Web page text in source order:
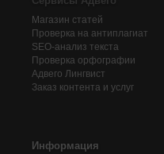
Магазин статей
Проверка на антиплагиат
SEO-анализ текста
Проверка орфографии
Адвего Лингвист
Заказ контента и услуг
Информация